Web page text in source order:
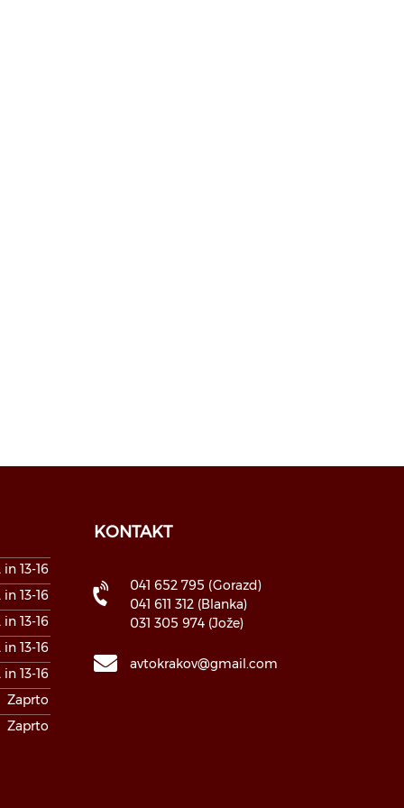
in 13-16
in 13-16
in 13-16
in 13-16
in 13-16
Zaprto
Zaprto
KONTAKT
041 652 795 (Gorazd)
041 611 312(Blanka)
031 305 974(Jože)
avtokrakov@gmail.com